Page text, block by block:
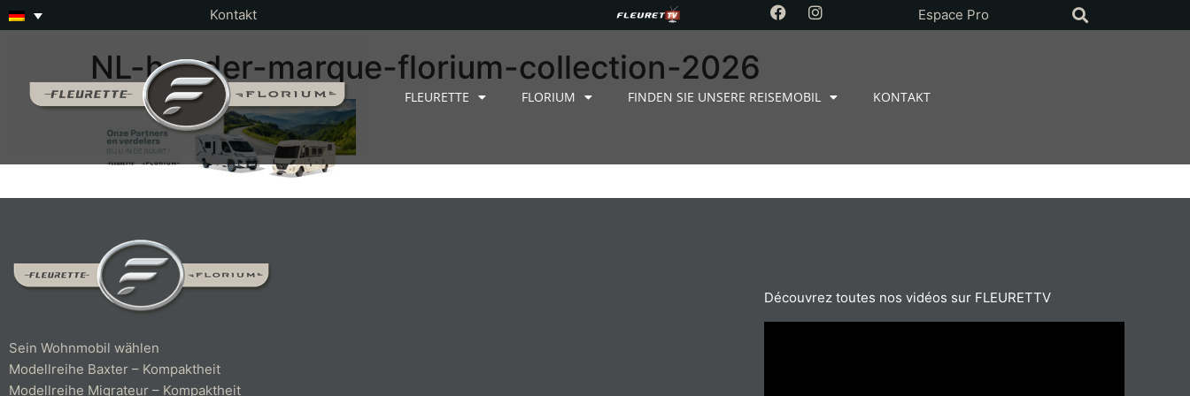
Kontakt Espace Pro
FLEURETTE FLORIUM FINDEN SIE UNSERE REISEMOBIL KONTAKT
NL-header-marque-florium-collection-2026
Sein Wohnmobil wählen
Modellreihe Baxter – Kompaktheit
Modellreihe Migrateur – Kompaktheit
Découvrez toutes nos vidéos sur FLEURETTV